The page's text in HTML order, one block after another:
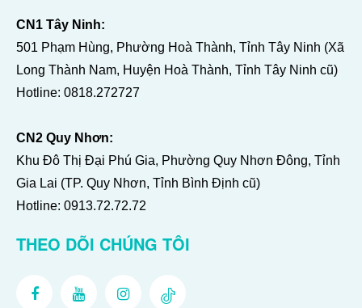
CN1 Tây Ninh:
501 Phạm Hùng, Phường Hoà Thành, Tỉnh Tây Ninh (Xã
Long Thành Nam, Huyện Hoà Thành, Tỉnh Tây Ninh cũ)
Hotline: 0818.272727
CN2 Quy Nhơn:
Khu Đô Thị Đại Phú Gia, Phường Quy Nhơn Đông, Tỉnh
Gia Lai (TP. Quy Nhơn, Tỉnh Bình Định cũ)
Hotline: 0913.72.72.72
THEO DÕI CHÚNG TÔI